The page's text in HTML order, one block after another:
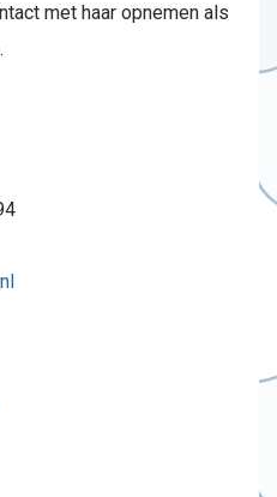
met haar opnemen als